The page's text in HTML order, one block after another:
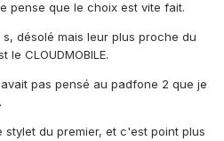
pense que le choix est vite fait.
désolé mais leur plus proche du
CLOUDMOBILE.
pas pensé au padfone 2 que je
du premier, et c'est point plus